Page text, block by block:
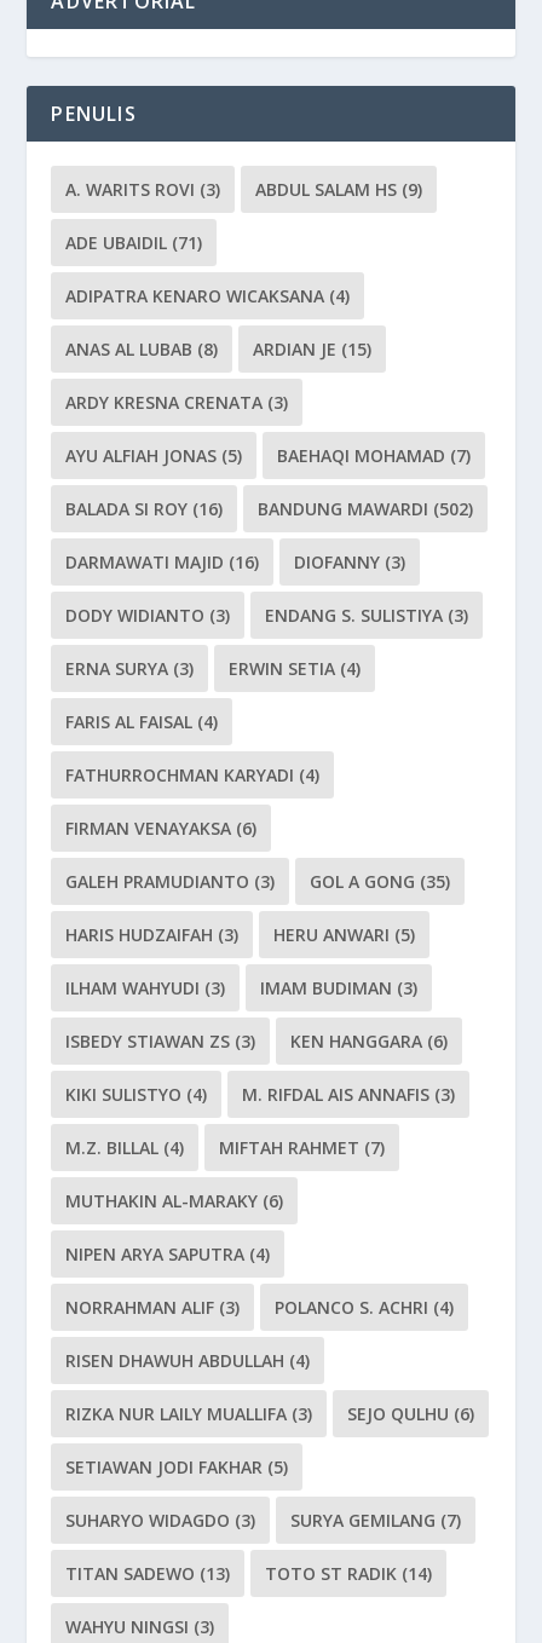
PENULIS
A. WARITS ROVI (3) ABDUL SALAM HS (9)
ADE UBAIDIL (71)
ADIPATRA KENARO WICAKSANA (4)
ANAS AL LUBAB (8) ARDIAN JE (15)
ARDY KRESNA CRENATA (3)
AYU ALFIAH JONAS (5) BAEHAQI MOHAMAD (7)
BALADA SI ROY (16) BANDUNG MAWARDI (502)
DARMAWATI MAJID (16) DIOFANNY (3)
DODY WIDIANTO (3) ENDANG S. SULISTIYA (3)
ERNA SURYA (3) ERWIN SETIA (4)
FARIS AL FAISAL (4)
FATHURROCHMAN KARYADI (4)
FIRMAN VENAYAKSA (6)
GALEH PRAMUDIANTO (3) GOL A GONG (35)
HARIS HUDZAIFAH (3) HERU ANWARI (5)
ILHAM WAHYUDI (3) IMAM BUDIMAN (3)
ISBEDY STIAWAN ZS (3) KEN HANGGARA (6)
KIKI SULISTYO (4) M. RIFDAL AIS ANNAFIS (3)
M.Z. BILLAL (4) MIFTAH RAHMET (7)
MUTHAKIN AL-MARAKY (6)
NIPEN ARYA SAPUTRA (4)
NORRAHMAN ALIF (3) POLANCO S. ACHRI (4)
RISEN DHAWUH ABDULLAH (4)
RIZKA NUR LAILY MUALLIFA (3) SEJO QULHU (6)
SETIAWAN JODI FAKHAR (5)
SUHARYO WIDAGDO (3) SURYA GEMILANG (7)
TITAN SADEWO (13) TOTO ST RADIK (14)
WAHYU NINGSI (3)